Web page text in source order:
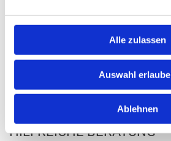
Alle zulassen
Auswahl
Ablehnen
Dieser findet zumeist auch bei
Gegebenheiten eine Lösung.
MÖBELTISCHLEREI BIETET
REPARATUREN UND EINE
HILFREICHE BERATUNG